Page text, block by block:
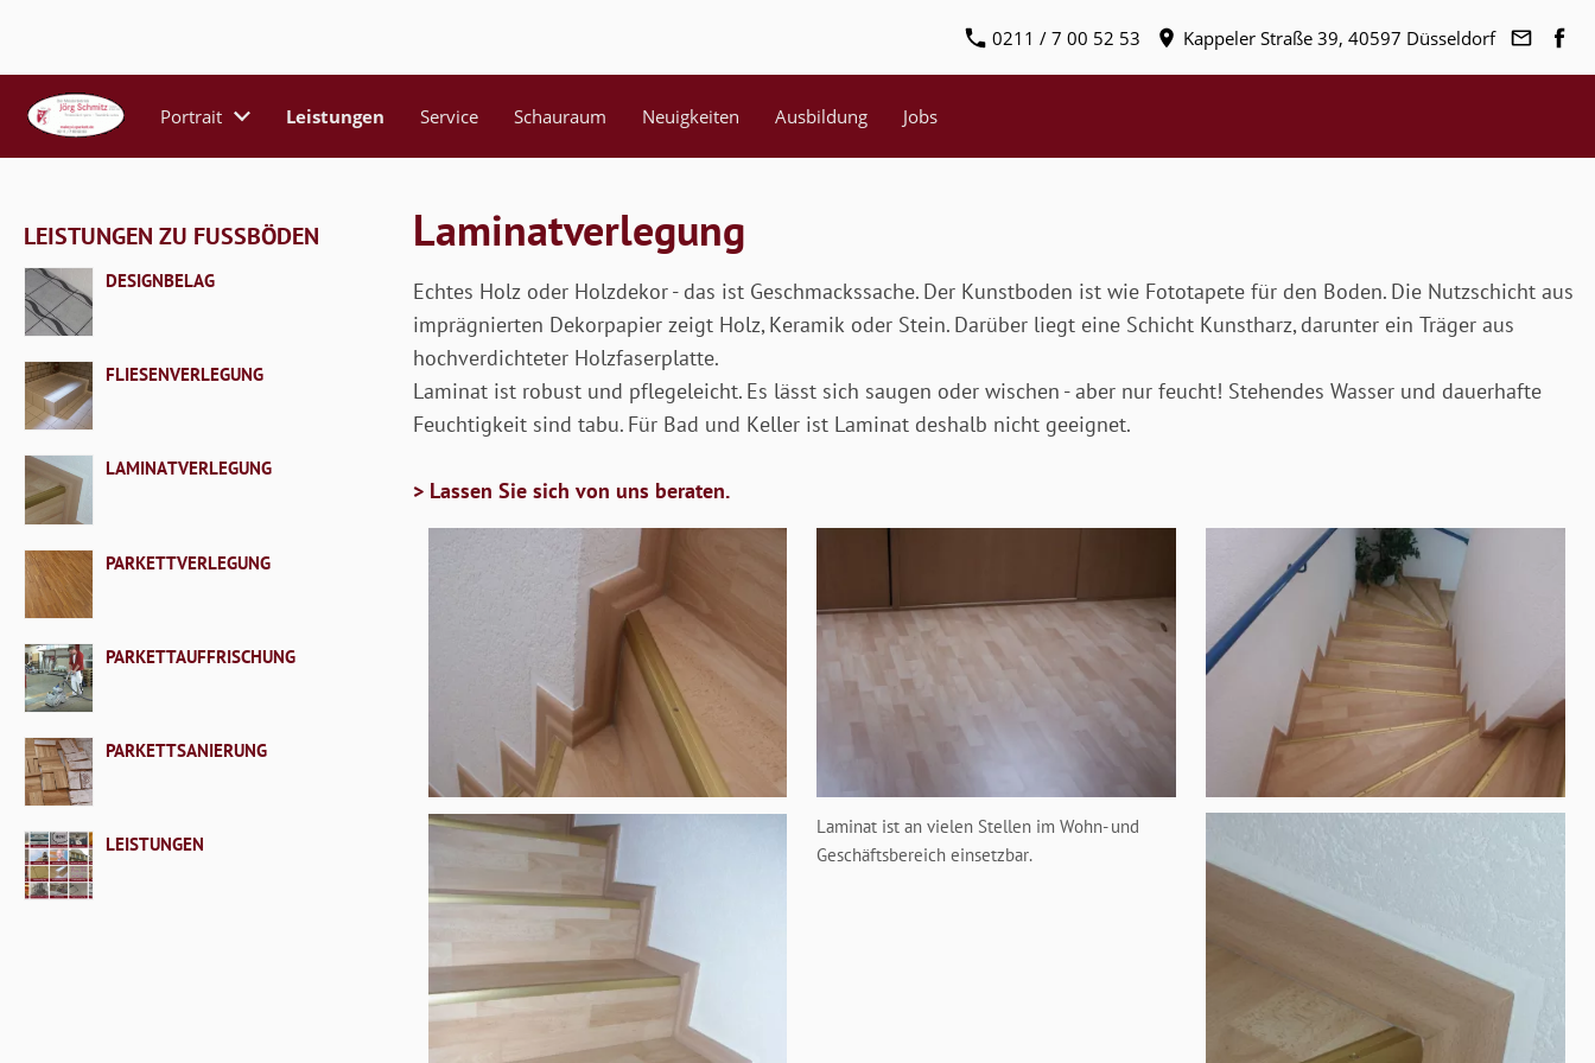
0211 / 7 00 52 53 Kappeler Straße 39, 40597 Düsseldorf
Portrait Leistungen Service Schauraum Neuigkeiten Ausbildung Jobs
LEISTUNGEN ZU FUSSBÖDEN
DESIGNBELAG
FLIESENVERLEGUNG
LAMINATVERLEGUNG
PARKETTVERLEGUNG
PARKETTAUFFRISCHUNG
PARKETTSANIERUNG
LEISTUNGEN
Laminatverlegung
Echtes Holz oder Holzdekor - das ist Geschmackssache. Der Kunstboden ist wie Fototapete für den Boden. Die Nutzschicht aus
imprägnierten Dekorpapier zeigt Holz, Keramik oder Stein. Darüber liegt eine Schicht Kunstharz, darunter ein Träger aus
hochverdichteter Holzfaserplatte.
Laminat ist robust und pflegeleicht. Es lässt sich saugen oder wischen - aber nur feucht! Stehendes Wasser und dauerhafte
Feuchtigkeit sind tabu. Für Bad und Keller ist Laminat deshalb nicht geeignet.
> Lassen Sie sich von uns beraten.
Laminat ist an vielen Stellen im Wohn- und
Geschäftsbereich einsetzbar.